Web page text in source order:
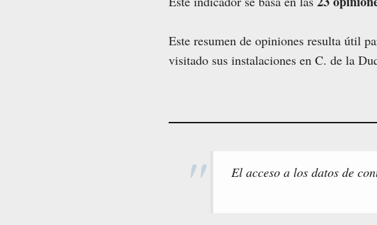
Este resumen de opiniones resulta útil
visitado sus instalaciones en C. de la
El acceso a los datos de